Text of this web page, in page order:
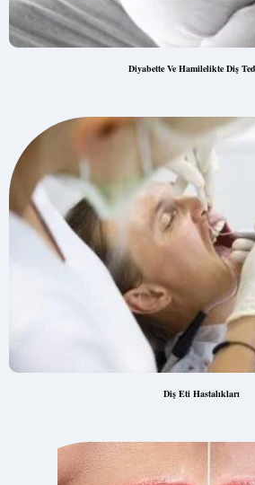
Diyabette Ve Hamilelikte Diş
Diş Eti Hastalıkları